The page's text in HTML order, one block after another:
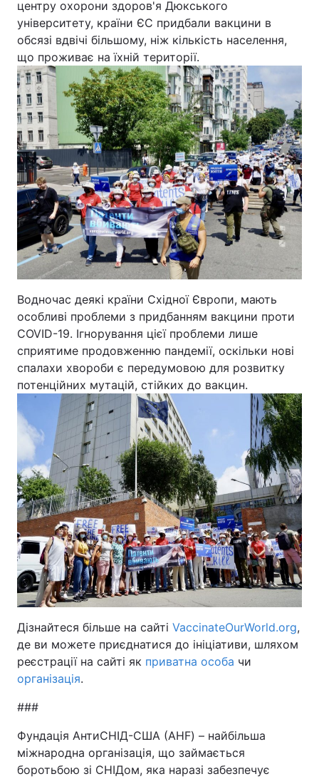
центру охорони здоров'я Дюкського
університету, країни ЄС придбали вакцини в
обсязі вдвічі більшому, ніж кількість населення,
що проживає на їхній території.
Водночас деякі країни Східної Європи, мають
особливі проблеми з придбанням вакцини проти
COVID-19. Ігнорування цієї проблеми лише
сприятиме продовженню пандемії, оскільки нові
спалахи хвороби є передумовою для розвитку
потенційних мутацій, стійких до вакцин.
Дізнайтеся більше на сайті VaccinateOurWorld.org,
де ви можете приєднатися до ініціативи, шляхом
реєстрації на сайті як приватна особа чи
організація.
###
Фундація АнтиСНІД-США (AHF) – найбільша
міжнародна організація, що займається
боротьбою зі СНІДом, яка наразі забезпечує